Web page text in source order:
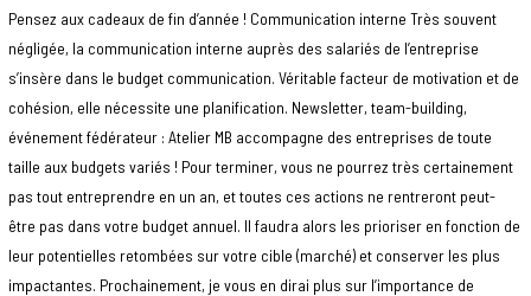
Pensez aux cadeaux de fin d’année ! Communication interne Très souvent
négligée, la communication interne auprès des salariés de l’entreprise
s’insère dans le budget communication. Véritable facteur de motivation et de
cohésion, elle nécessite une planification. Newsletter, team-building,
événement fédérateur : Atelier MB accompagne des entreprises de toute
taille aux budgets variés ! Pour terminer, vous ne pourrez très certainement
pas tout entreprendre en un an, et toutes ces actions ne rentreront peut-
être pas dans votre budget annuel. Il faudra alors les prioriser en fonction de
leur potentielles retombées sur votre cible (marché) et conserver les plus
impactantes. Prochainement, je vous en dirai plus sur l’importance de